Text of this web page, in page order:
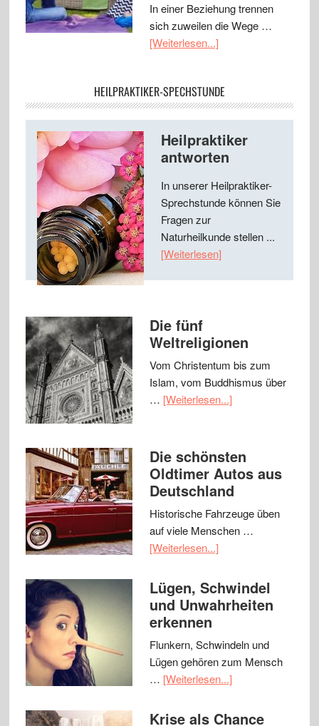
In einer Beziehung trennen
sich zuweilen die Wege …
[Weiterlesen...]
HEILPRAKTIKER-SPECHSTUNDE
Heilpraktiker
antworten
In unserer Heilpraktiker-
Sprechstunde können Sie
Fragen zur
Naturheilkunde stellen ...
[Weiterlesen]
Die fünf
Weltreligionen
Vom Christentum bis zum
Islam, vom Buddhismus über
… [Weiterlesen...]
Die schönsten
Oldtimer Autos aus
Deutschland
Historische Fahrzeuge üben
auf viele Menschen …
[Weiterlesen...]
Lügen, Schwindel
und Unwahrheiten
erkennen
Flunkern, Schwindeln und
Lügen gehören zum Mensch
… [Weiterlesen...]
Krise als Chance